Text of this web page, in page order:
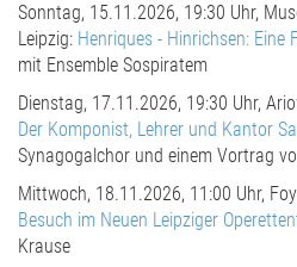
Sonntag, 15.11.2026, 19:30 Uhr,
Leipzig: Henriques - Hinrichsen: Eine
mit Ensemble Sospiratem
Dienstag, 17.11.2026, 19:30 Uhr,
Der Komponist, Lehrer und Kantor
Synagogalchor und einem Vortrag
Mittwoch, 18.11.2026, 11:00 Uhr,
Besuch im Neuen Leipziger
Krause